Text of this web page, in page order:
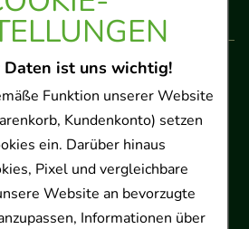
Daten ist uns wichtig!
Funktion unserer Website
Kundenkonto) setzen
ein. Darüber hinaus
Pixel und vergleichbare
Website an bevorzugte
Informationen über